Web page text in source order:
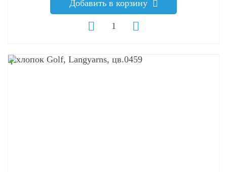
Добавить в корзину
q